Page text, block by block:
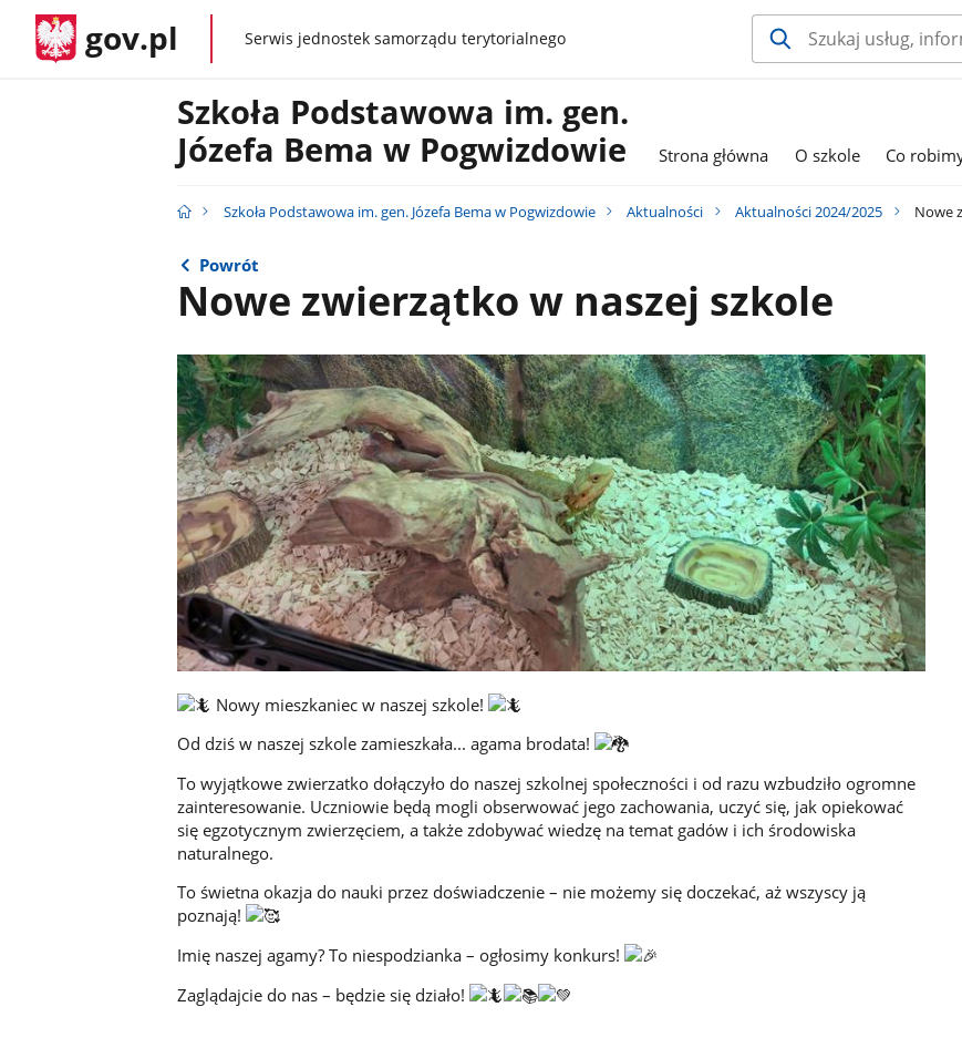
gov.pl gov.plSerwis jednostek samorządu terytorialnego
Szkoła Podstawowa im. gen.
Józefa Bema w Pogwizdowie
Strona główna O szkole Co
Szkoła Podstawowa im. gen. Józefa Bema w Pogwizdowie Aktualności Aktualności 2024/2025 Nowe
Powrót
Nowe zwierzątko w naszej szkole
Nowy mieszkaniec w naszej szkole!
Od dziś w naszej szkole zamieszkała... agama brodata!
To wyjątkowe zwierzatko dołączyło do naszej szkolnej społeczności i od razu wzbudziło ogromne
zainteresowanie. Uczniowie będą mogli obserwować jego zachowania, uczyć się, jak opiekować
się egzotycznym zwierzęciem, a także zdobywać wiedzę na temat gadów i ich środowiska
naturalnego.
To świetna okazja do nauki przez doświadczenie – nie możemy się doczekać, aż wszyscy ją
poznają!
Imię naszej agamy? To niespodzianka – ogłosimy konkurs!
Zaglądajcie do nas – będzie się działo!